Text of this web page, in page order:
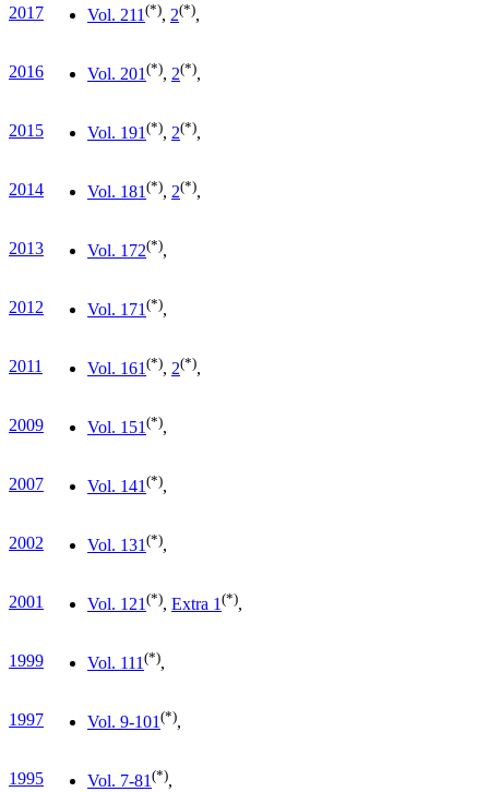
2017 Vol. 211 (*), 2(*),
2016 Vol. 201 (*), 2(*),
2015 Vol. 191 (*), 2(*),
2014 Vol. 181 (*), 2(*),
2013 Vol. 172(*),
2012 Vol. 171 (*),
2011 Vol. 161 (*), 2(*),
2009 Vol. 151 (*),
2007 Vol. 141 (*),
2002 Vol. 131 (*),
2001 Vol. 121 (*), Extra 1 (*),
1999 Vol. 111 (*),
1997 Vol. 9-101 (*),
1995 Vol. 7-81 (*),